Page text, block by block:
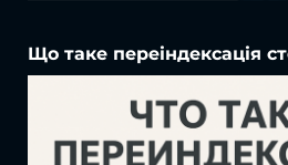
Що таке переіндексація